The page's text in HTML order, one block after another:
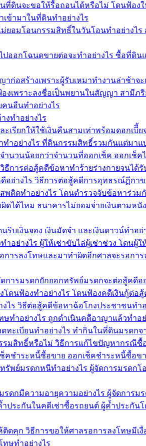
ที่ดินจะขอให้รื้อถอนได้หรือไม่ โดนฟ้อง
เข้ามาในที่ดินทำอย่างไร
อมโอนกรรมสิทธิ์ในวันโอนทำอย่างไ
ออกโฉนดขายต่อจะทำอย่างไร ซื้อที่
อสร้างเพราะผู้รับเหมาทำงานล่าช้าจะ
เพราะลงชื่อเป็นพยานในสัญญา สามีภ
นอืนทำอย่างไร
งทำอย่างไร
เรียกให้ใช้เงินคืนสามเท่าพร้อมดอกเ
ำอย่างไร ที่ดินกรรมสิทธิ์รวมกันแต่มา
นวนน้อยกว่าจำนวนที่ออกเช็ค ออกเช็ค
การต่อสู้คดีข้อหาทำร้ายร่างกายจนได้
อย่างไร วิธีการต่อสู้คดีการอุทธรณ์ฏีกา
พติดทำอย่างไร โดนตำรวจจับข้อหาร่ว
ด้ไหม ธนาคารไม่ยอมจ่่ายเงินตามหนั
เงินจอง เงินมัดจำ และเงินดาวน์ทำอย่
อย่างไร ผู้ให้เช่าขับไล่ผู้เช่าช่วง โดนผู้
ารลงโทษและมาทำผิดอีกศาลจะรอกา
ารมรดกยักยอกทรัพย์มรดกจะต่อสู้คดีอ
ดนฟ้องทำอย่างไร โดนฟ้องคดีเงินกู้ต่อสู้
ไร วิธีต่อสู้คดีข้อหาฉ้อโกงประชาชนท
ทำอย่างไร ถูกดำเนินคดีอาญาแล้วทำอ
ะเบียนทำอย่างไร ทำกินในที่ดินมรดกจ
รมสิทธิ์หรือไม่ วิธีการแก้ไขปัญหากรณี
ำระหนี้ซื้อขาย ออกเช็คชำระหนี้ซื้อขา
พย์มรดกหนีทำอย่างไร ผู้จัดการมรด
ดกมีความอายุความอย่างไร ผู้จัดการม
ระกันในคดีเช่าซื้อรถยนต์ ผู้ค้ำประกัน
ดคุก วิธีการขอให้ศาลรอการลงโทษมี
ษทำอย่างไร